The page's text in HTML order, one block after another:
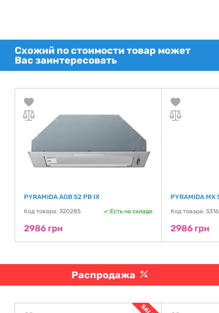
Схожий по стоимости товар может
Вас заинтересовать
PYRAMIDA AGB 52 PB IX
Код товара: 320285 Есть на складе
2986 грн
PYRAMIDA MX
Код товара:
2986 грн
Распродажа